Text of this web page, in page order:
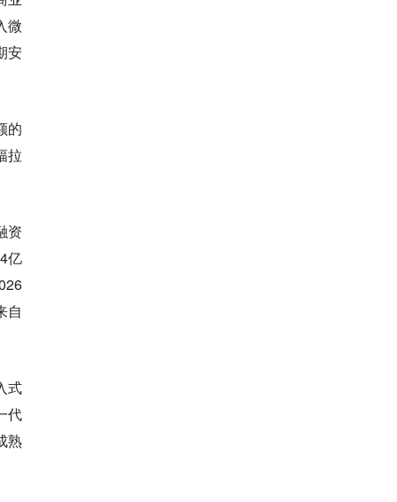
微
安
的
拉
资
亿
自
式
代
熟